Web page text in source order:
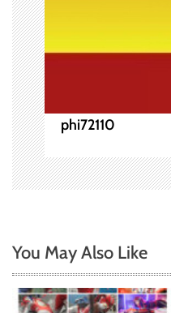
phi72110
You May Also Like